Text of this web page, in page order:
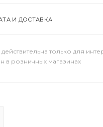
И ДОСТАВКА
только для
в розничных магазинах